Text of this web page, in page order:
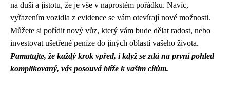
na duši a jistotu, že je vše v naprostém pořádku. Navíc,
vyřazením vozidla z evidence se vám otevírají nové možnosti.
Můžete si pořídit nový vůz, který vám bude dělat radost, nebo
investovat ušetřené peníze do jiných oblastí vašeho života.
Pamatujte, že každý krok vpřed, i když se zdá na první pohled
komplikovaný, vás posouvá blíže k vašim cílům.